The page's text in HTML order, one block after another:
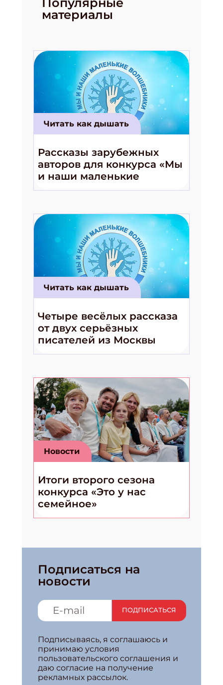
материалы
Читать как дышать
Рассказы зарубежных
авторов для конкурса «Мы
и наши маленькие
волшебники!»
Читать как дышать
Четыре весёлых рассказа
от двух серьёзных
писателей из Москвы
Новости
Итоги второго сезона
конкурса «Это у нас
семейное»
Подписаться на
новости
ПОДПИСАТЬСЯ
Подписываясь, я соглашаюсь и
принимаю условия
пользовательского соглашения и
даю согласие на получение
рекламных рассылок.